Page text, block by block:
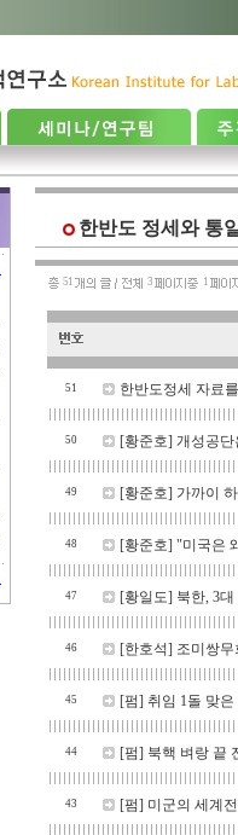
한반도 정세와 통
51 3 1
51 한반도정세 자료
50 [황준호] 개성공단
49 [황준호] 가까이
48 [황준호] "미국은
47 [황일도] 북한, 3대
46 [한호석] 조미쌍
45 [펌] 취임 1돌 맞
44 [펌] 북핵 벼랑 끝
43 [펌] 미군의 세계